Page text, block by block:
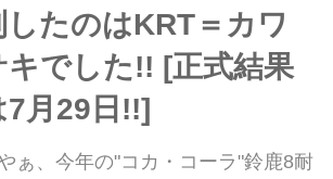
したのはKRT＝カワ
キでした!! [正式結果
7月29日!!]
ぁ、今年の"コカ・コーラ"鈴鹿8耐